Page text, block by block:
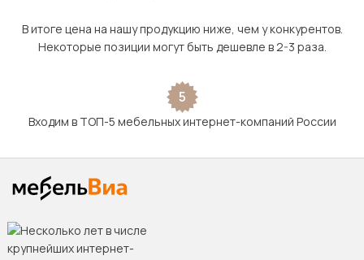
В итоге цена на нашу продукцию ниже, чем у конкурентов.
Некоторые позиции могут быть дешевле в 2-3 раза.
5
Входим в ТОП-5 мебельных интернет-компаний России